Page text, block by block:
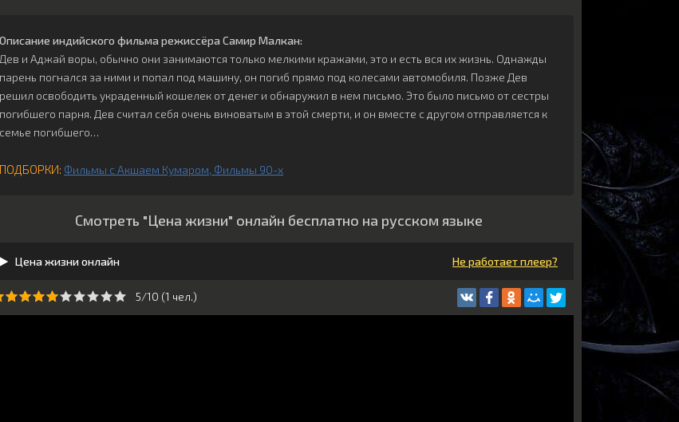
Описание индийского фильма режиссёра Самир Малкан:
Дев и Аджай воры, обычно они занимаются только мелкими кражами, это и есть вся их жизнь. Однажды
парень погнался за ними и попал под машину, он погиб прямо под колесами автомобиля. Позже Дев
решил освободить украденный кошелек от денег и обнаружил в нем письмо. Это было письмо от сестры
погибшего парня. Дев считал себя очень виноватым в этой смерти, и он вместе с другом отправляется к
семье погибшего…
ПОДБОРКИ: Фильмы с Акшаем Кумаром Фильмы 90-х
Смотреть "Цена жизни" онлайн бесплатно на русском языке
Цена жизни онлайн Не работает плеер?
5/10 (1 чeл.)